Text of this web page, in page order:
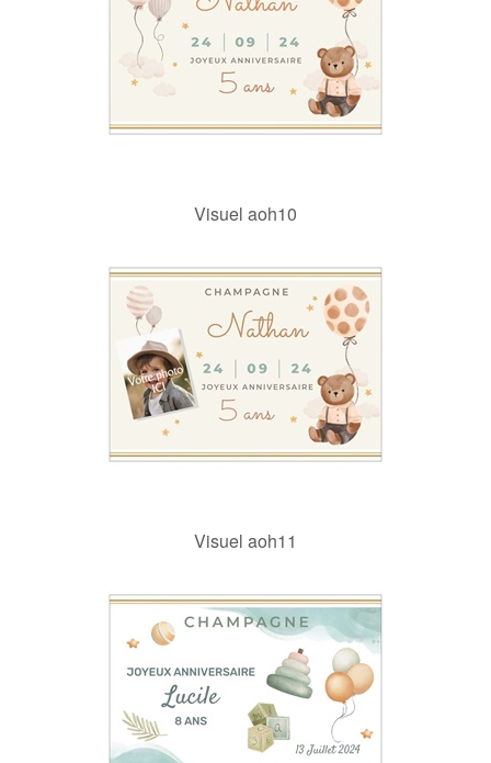
Visuel aoh10
Visuel aoh11